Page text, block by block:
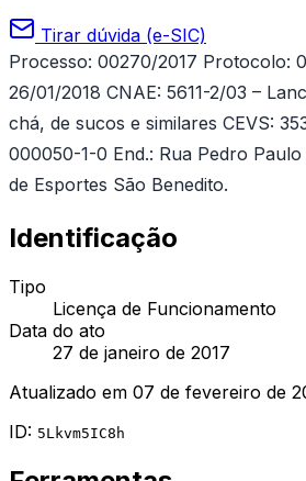
Tirar dúvida (e-SIC)
Processo: 00270/2017 Protocolo:
26/01/2018 CNAE: 5611-2/03 –
chá, de sucos e similares CEVS:
000050-1-0 End.: Rua Pedro
de Esportes São Benedito.
Identificação
Tipo
Licença de Funcionamento
Data do ato
27 de janeiro de 2017
Atualizado em 07 de fevereiro de
ID: 5Lkvm5IC8h